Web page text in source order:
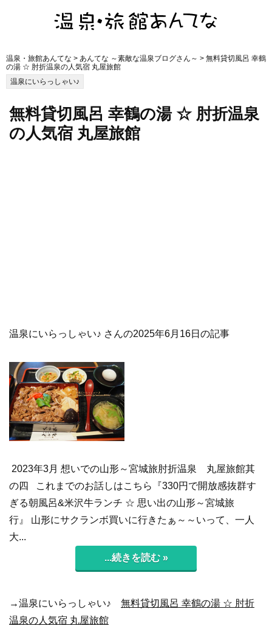
温泉・旅館あんてな > あんてな ～素敵な温泉ブログさん～ > 無料貸切風呂 幸鶴
の湯 ☆ 肘折温泉の人気宿 丸屋旅館
温泉にいらっしゃい♪
無料貸切風呂 幸鶴の湯 ☆ 肘折温泉
の人気宿 丸屋旅館
温泉にいらっしゃい♪ さんの2025年6月16日の記事
2023年3月 想いでの山形～宮城旅肘折温泉 丸屋旅館其
の四 これまでのお話しはこちら『330円で開放感抜群す
ぎる朝風呂&米沢牛ランチ ☆ 思い出の山形～宮城旅
行』 山形にサクランボ買いに行きたぁ～～いって、一人
大...
...続きを読む »
→温泉にいらっしゃい♪ 無料貸切風呂 幸鶴の湯 ☆ 肘折
温泉の人気宿 丸屋旅館